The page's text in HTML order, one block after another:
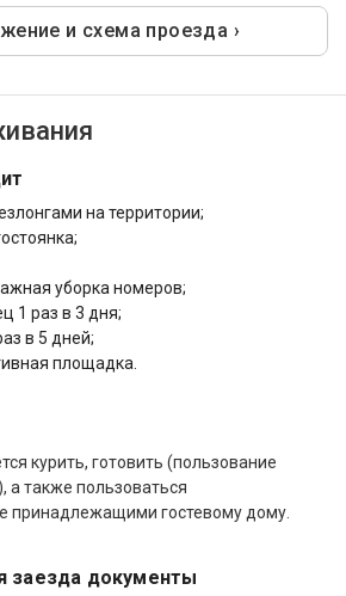
и схема проезда ›
на территории;
уборка номеров;
1 раз в 3 дня;
в 5 дней;
площадка.
курить, готовить (пользование
а также пользоваться
принадлежащими гостевому дому.
заезда документы